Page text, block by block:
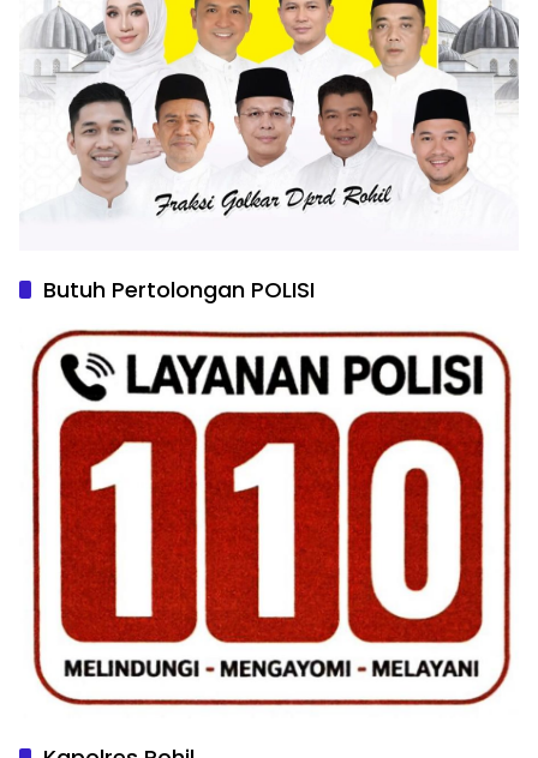
Butuh Pertolongan POLISI